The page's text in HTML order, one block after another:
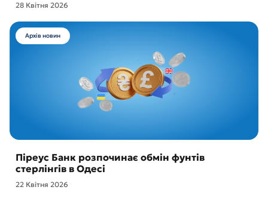
28 Квітня 2026
Архів новин
Піреус Банк розпочинає обмін фунтів
стерлінгів в Одесі
22 Квітня 2026